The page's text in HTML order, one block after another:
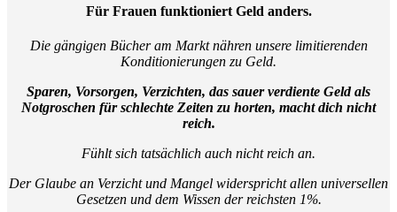
Für Frauen funktioniert Geld anders.
Die gängigen Bücher am Markt nähren unsere limitierenden
Konditionierungen zu Geld.
Sparen, Vorsorgen, Verzichten, das sauer verdiente Geld als
Notgroschen für schlechte Zeiten zu horten, macht dich nicht
reich.
Fühlt sich tatsächlich auch nicht reich an.
Der Glaube an Verzicht und Mangel widerspricht allen universellen
Gesetzen und dem Wissen der reichsten 1%.